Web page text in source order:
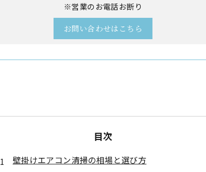
※営業のお電話お断り
お問い合わせはこちら
目次
壁掛けエアコン清掃の相場と選び方